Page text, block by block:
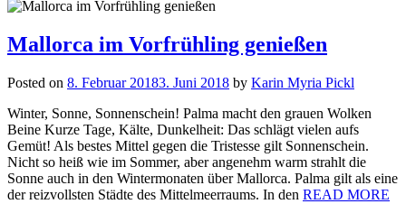
Mallorca im Vorfrühling genießen
Posted on 8. Februar 20183. Juni 2018 by Karin Myria Pickl
Winter, Sonne, Sonnenschein! Palma macht den grauen Wolken
Beine Kurze Tage, Kälte, Dunkelheit: Das schlägt vielen aufs
Gemüt! Als bestes Mittel gegen die Tristesse gilt Sonnenschein.
Nicht so heiß wie im Sommer, aber angenehm warm strahlt die
Sonne auch in den Wintermonaten über Mallorca. Palma gilt als eine
der reizvollsten Städte des Mittelmeerraums. In den READ MORE